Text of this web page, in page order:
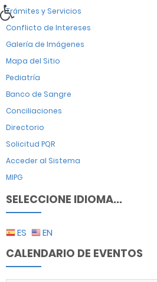
Trámites y Servicios
Conflicto de Intereses
Galería de Imágenes
Mapa del Sitio
Pediatría
Banco de Sangre
Conciliaciones
Directorio
Solicitud PQR
Acceder al Sistema
MIPG
SELECCIONE IDIOMA...
ES EN
CALENDARIO DE EVENTOS